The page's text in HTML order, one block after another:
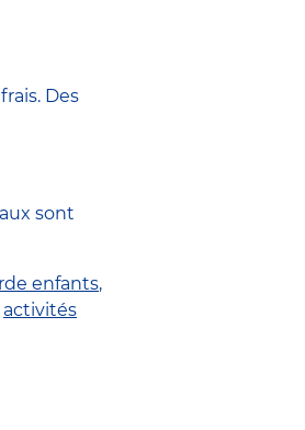
Des
sont
enfants,
activités